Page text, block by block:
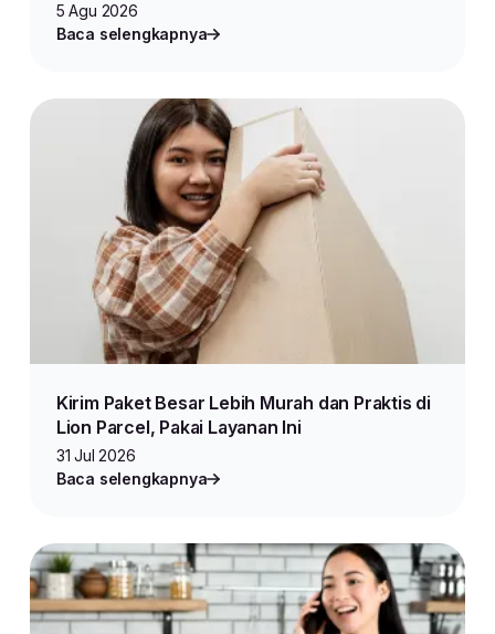
5 Agu 2026
Baca selengkapnya
Kirim Paket Besar Lebih Murah dan Praktis di
Lion Parcel, Pakai Layanan Ini
31 Jul 2026
Baca selengkapnya